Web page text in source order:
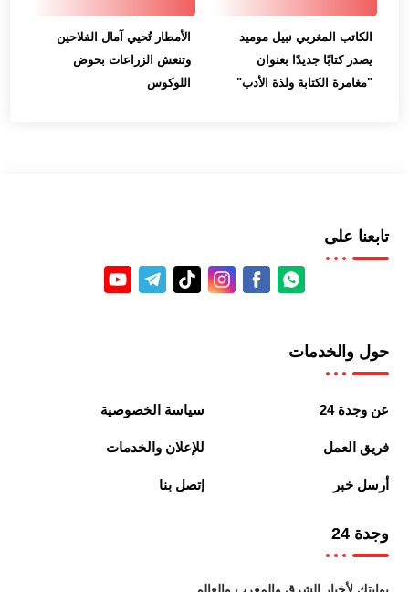
الكاتب المغربي نبيل موميد
يصدر كتابًا جديدًا بعنوان
"مغامرة الكتابة ولذة الأدب"
الأمطار تُحيي آمال الفلاحين
وتنعش الزراعات بحوض
اللوكوس
تابعنا على
حول والخدمات
عن وجدة 24 سياسة الخصوصية
فريق العمل للإعلان والخدمات
أرسل خبر إتصل بنا
وجدة 24